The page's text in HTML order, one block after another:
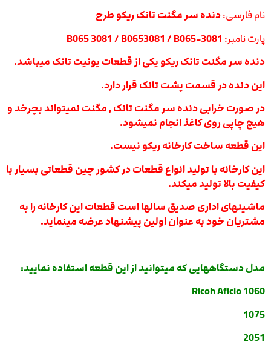
نام فارسی:دنده سر مگنت تانک ریکو طرح
پارت نامبر: B065 3081 / B0653081 / B065-3081
دنده سر مگنت تانک ریکو یکی از قطعات یونیت تانک میباشد.
این دنده در قسمت پشت تانک قرار دارد.
در صورت خرابی دنده سر مگنت تانک , مگنت نمیتواند بچرخد و
هیچ چاپی روی کاغذ انجام نمیشود.
این قطعه ساخت کارخانه ریکو نیست.
این کارخانه با تولید انواع قطعات در کشور چین قطعاتی بسیار با
کیفیت بالا تولید میکند.
ماشینهای اداری صدیق سالها است قطعات این کارخانه را به
مشتریان خود به عنوان اولین پیشنهاد عرضه مینماید.
مدل دستگاههایی که میتوانید از این قطعه استفاده نمایید:
Ricoh Aficio 1060
1075
2051